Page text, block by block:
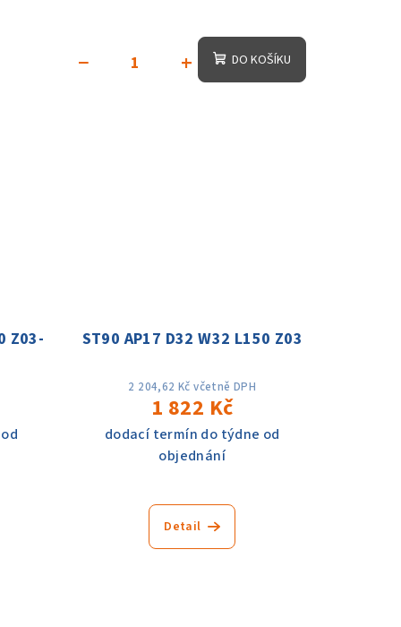
+
− DO KOŠÍKU
Z03- ST90 AP17 D32 W32 L150 Z03
2 204,62 Kč včetně DPH
1 822 Kč
dodací termín do týdne od
objednání
Detail